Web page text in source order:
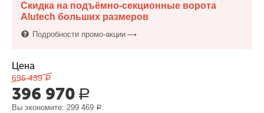
Скидка на подъёмно-секционные ворота
Alutech больших размеров
Подробности промо-акции
Цена
696 439 Р
396 970 Р
Вы экономите:299 469 Р